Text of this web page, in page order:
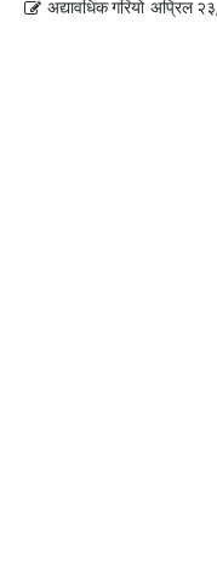
अद्यावधिक गरियो अप्रिल